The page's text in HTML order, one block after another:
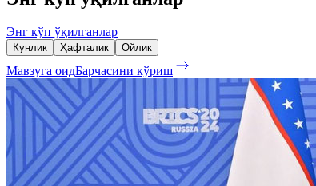
Энг кўп ўқилганлар
Кунлик Ҳафталик Ойлик
Мавзуга оидБарчасини кўриш